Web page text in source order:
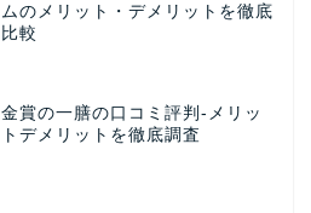
ムのメリット・デメリットを徹底
比較
金賞の一膳の口コミ評判-メリッ
トデメリットを徹底調査